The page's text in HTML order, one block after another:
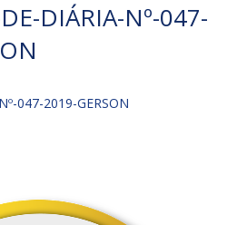
DIÁRIA-Nº-047-
047-2019-GERSON